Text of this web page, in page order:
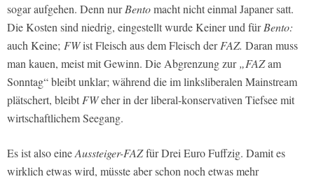
sogar aufgehen. Denn nurBentomacht nicht einmal Japaner satt.
Die Kosten sind niedrig, eingestellt wurde Keiner und fürBento:
auch Keine; FWist Fleisch aus dem Fleisch derFAZ. Daran muss
man kauen, meist mit Gewinn. Die Abgrenzung zur„FAZam
Sonntag“ bleibt unklar; während die im linksliberalen Mainstream
plätschert, bleibt FWeher in der liberal-konservativen Tiefsee mit
wirtschaftlichem Seegang.
Es ist also eineAussteiger-FAZfür Drei Euro Fuffzig. Damit es
wirklich etwas wird, müsste aber schon noch etwas mehr